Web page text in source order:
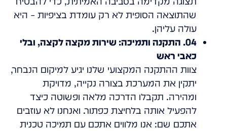
שהתוצאה הסופית לא רק עומדת בציפיות – היא
עולה עליהן.
04. התקנה ותמיכה: שירות מקצה לקצה, ובלי
כאבי ראש
צוות ההתקנה המקצועי שלנו יגיע למיקום הנבחר,
יתקין את המערכת בצורה נקייה, מדויקת
ומהירה. תקבלו הדרכה מלאה ופשוטה כיצד
להפעיל אותה בלחיצת כפתור. ואנחנו לא עוזבים
אתכם שם: אנו מלווים אתכם עם תמיכה טכנית